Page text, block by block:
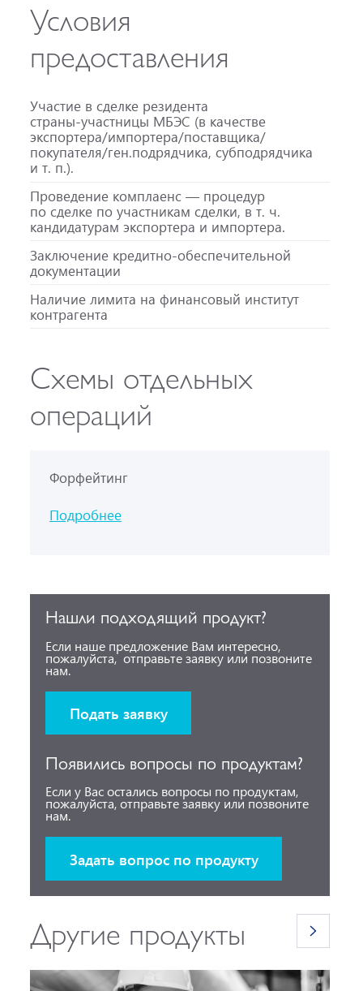
Условия
предоставления
Участие в сделке резидента
страны-участницы МБЭС (в качестве
экспортера/импортера/поставщика/
покупателя/ген.подрядчика, субподрядчика
и т. п.).
Проведение комплаенс — процедур
по сделке по участникам сделки, в т. ч.
кандидатурам экспортера и импортера.
Заключение кредитно-обеспечительной
документации
Наличие лимита на финансовый институт
контрагента
Схемы отдельных
операций
Форфейтинг
Подробнее
Нашли подходящий продукт?
Если наше предложение Вам интересно,
пожалуйста, отправьте заявку или позвоните
нам.
Подать заявку
Появились вопросы по продуктам?
Если у Вас остались вопросы по продуктам,
пожалуйста, отправьте заявку или позвоните
нам.
Задать вопрос по продукту
Другие продукты